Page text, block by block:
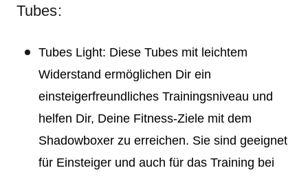
Tubes:
Tubes Light: Diese Tubes mit leichtem
Widerstand ermöglichen Dir ein
einsteigerfreundliches Trainingsniveau und
helfen Dir, Deine Fitness-Ziele mit dem
Shadowboxer zu erreichen. Sie sind geeignet
für Einsteiger und auch für das Training bei